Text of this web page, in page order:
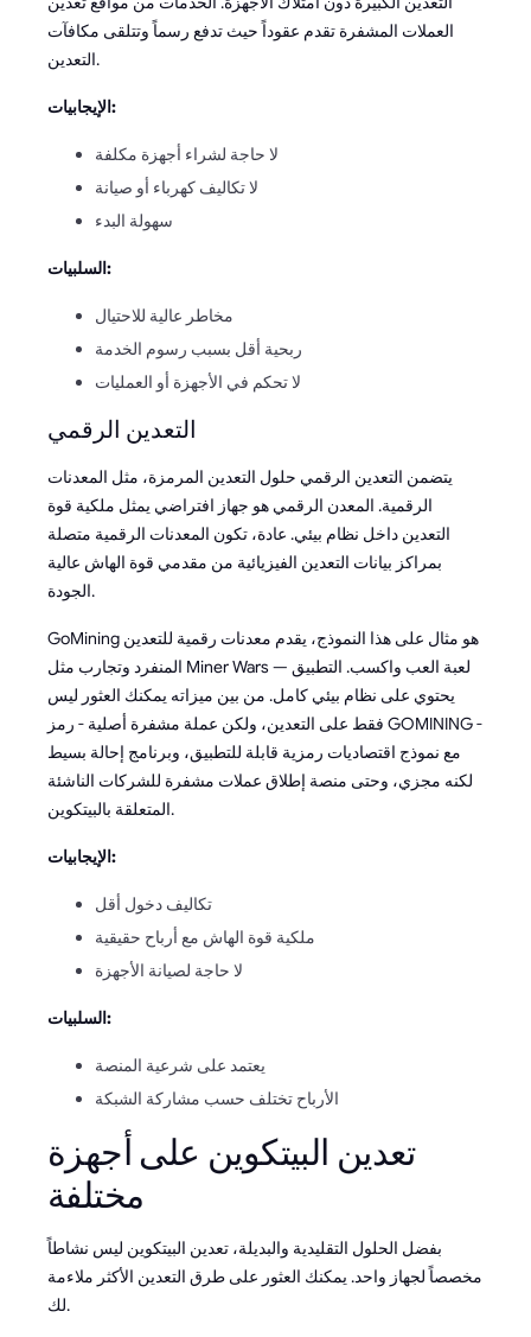
العملات المشفرة تقدم عقوداً حيث تدفع رسماً وتتلقى مكافآت
التعدين.
الإيجابيات:
لا حاجة لشراء أجهزة مكلفة
لا تكاليف كهرباء أو صيانة
سهولة البدء
السلبيات:
مخاطر عالية للاحتيال
ربحية أقل بسبب رسوم الخدمة
لا تحكم في الأجهزة أو العمليات
التعدين الرقمي
يتضمن التعدين الرقمي حلول التعدين المرمزة، مثل المعدنات
الرقمية. المعدن الرقمي هو جهاز افتراضي يمثل ملكية قوة
التعدين داخل نظام بيئي. عادة، تكون المعدنات الرقمية متصلة
بمراكز بيانات التعدين الفيزيائية من مقدمي قوة الهاش عالية
الجودة.
GoMining هو مثال على هذا النموذج، يقدم معدنات رقمية للتعدين
المنفرد وتجارب مثل Miner Wars — لعبة العب واكسب. التطبيق
يحتوي على نظام بيئي كامل. من بين ميزاته يمكنك العثور ليس
فقط على التعدين، ولكن عملة مشفرة أصلية - رمز GOMINING -
مع نموذج اقتصاديات رمزية قابلة للتطبيق، وبرنامج إحالة بسيط
لكنه مجزي، وحتى منصة إطلاق عملات مشفرة للشركات الناشئة
المتعلقة بالبيتكوين.
الإيجابيات:
تكاليف دخول أقل
ملكية قوة الهاش مع أرباح حقيقية
لا حاجة لصيانة الأجهزة
السلبيات:
يعتمد على شرعية المنصة
الأرباح تختلف حسب مشاركة الشبكة
تعدين البيتكوين على أجهزة
مختلفة
بفضل الحلول التقليدية والبديلة، تعدين البيتكوين ليس نشاطاً
مخصصاً لجهاز واحد. يمكنك العثور على طرق التعدين الأكثر ملاءمة
لك.